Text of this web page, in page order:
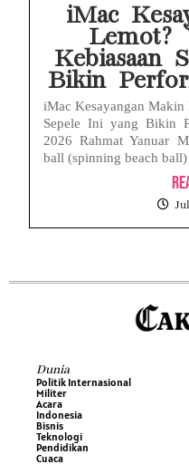
iMac
Lemot?
Kebiasaan
Bikin
iMac Kesayangan Makin
Sepele Ini yang Bikin
2026 Rahmat Yanuar
ball (spinning beach
Dunia
Politik Internasional
Militer
Acara
Indonesia
Bisnis
Teknologi
Pendidikan
Cuaca